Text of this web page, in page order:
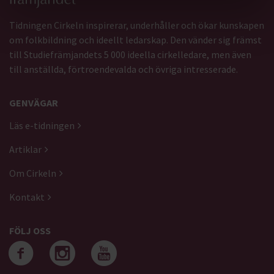
Tidningen Cirkeln inspirerar, underhåller och ökar kunskapen
om folkbildning och ideellt ledarskap. Den vänder sig främst
till Studiefrämjandets 5 000 ideella cirkelledare, men även
till anställda, förtroendevalda och övriga intresserade.
GENVÄGAR
Läs e-tidningen
Artiklar
Om Cirkeln
Kontakt
FÖLJ OSS